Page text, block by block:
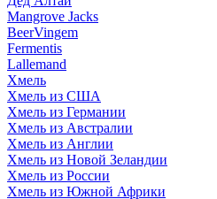
Mangrove Jacks
BeerVingem
Fermentis
Lallemand
Хмель
Хмель из США
Хмель из Германии
Хмель из Австралии
Хмель из Англии
Хмель из Новой Зеландии
Хмель из России
Хмель из Южной Африки